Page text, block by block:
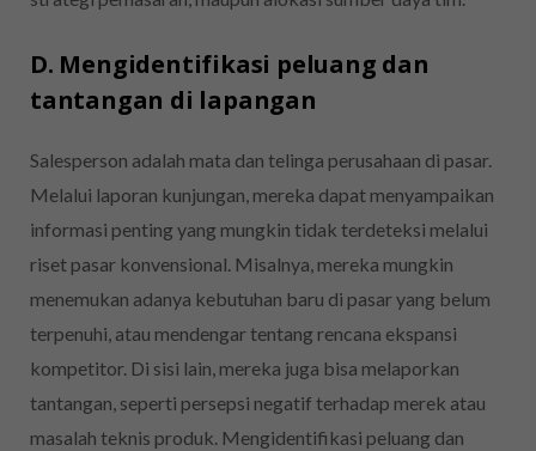
D. Mengidentifikasi peluang dan
tantangan di lapangan
Salesperson adalah mata dan telinga perusahaan di pasar.
Melalui laporan kunjungan, mereka dapat menyampaikan
informasi penting yang mungkin tidak terdeteksi melalui
riset pasar konvensional. Misalnya, mereka mungkin
menemukan adanya kebutuhan baru di pasar yang belum
terpenuhi, atau mendengar tentang rencana ekspansi
kompetitor. Di sisi lain, mereka juga bisa melaporkan
tantangan, seperti persepsi negatif terhadap merek atau
masalah teknis produk. Mengidentifikasi peluang dan